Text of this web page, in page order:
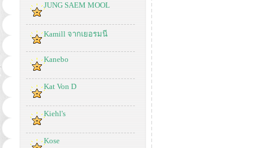
JUNG SAEM MOOL
Kamill จากเยอรมนี
Kanebo
Kat Von D
Kiehl's
Kose